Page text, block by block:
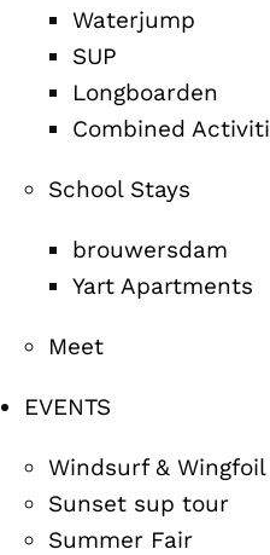
Waterjump
SUP
Longboarden
Combined
School Stays
brouwersdam
Yart Apartments
Meet
EVENTS
Windsurf & Wingfoil
Sunset sup tour
Summer Fair